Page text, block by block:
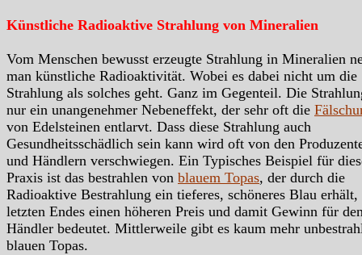
Künstliche Radioaktive Strahlung von Mineralien
Vom Menschen bewusst erzeugte Strahlung in Mineralien
man künstliche Radioaktivität. Wobei es dabei nicht um die
Strahlung als solches geht. Ganz im Gegenteil. Die
nur ein unangenehmer Nebeneffekt, der sehr oft die
von Edelsteinen entlarvt. Dass diese Strahlung auch
Gesundheitsschädlich sein kann wird oft von den
und Händlern verschwiegen. Ein Typisches Beispiel für
Praxis ist das bestrahlen von blauem Topas, der durch die
Radioaktive Bestrahlung ein tieferes, schöneres Blau erhält,
letzten Endes einen höheren Preis und damit Gewinn für
Händler bedeutet. Mittlerweile gibt es kaum mehr
blauen Topas.